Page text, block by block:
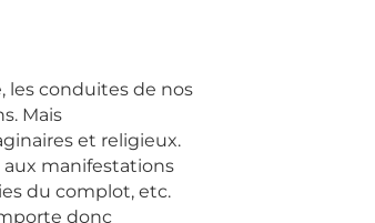
les conduites de nos
Mais
et religieux.
aux manifestations
du complot, etc.
donc